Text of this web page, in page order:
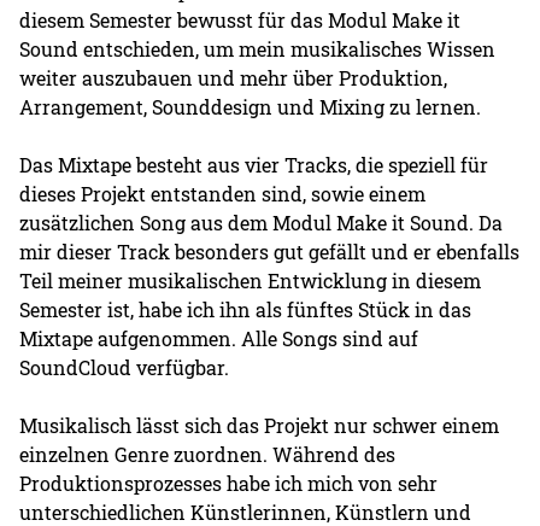
diesem Semester bewusst für das Modul Make it
Sound entschieden, um mein musikalisches Wissen
weiter auszubauen und mehr über Produktion,
Arrangement, Sounddesign und Mixing zu lernen.
Das Mixtape besteht aus vier Tracks, die speziell für
dieses Projekt entstanden sind, sowie einem
zusätzlichen Song aus dem Modul Make it Sound. Da
mir dieser Track besonders gut gefällt und er ebenfalls
Teil meiner musikalischen Entwicklung in diesem
Semester ist, habe ich ihn als fünftes Stück in das
Mixtape aufgenommen. Alle Songs sind auf
SoundCloud verfügbar.
Musikalisch lässt sich das Projekt nur schwer einem
einzelnen Genre zuordnen. Während des
Produktionsprozesses habe ich mich von sehr
unterschiedlichen Künstlerinnen, Künstlern und